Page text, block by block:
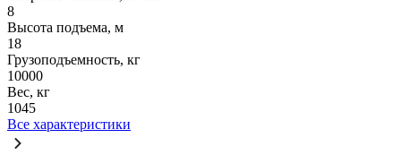
8
Высота подъема, м
18
Грузоподъемность, кг
10000
Вес, кг
1045
Все характеристики